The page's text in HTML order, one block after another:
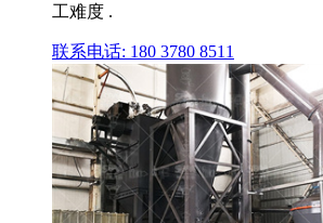
工难度 .
联系电话: 180 3780 8511